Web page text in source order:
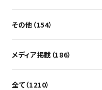
その他（154）
メディア掲載（186）
全て（1210）